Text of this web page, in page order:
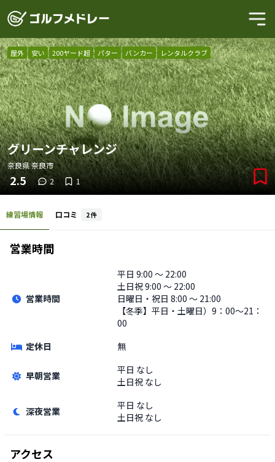
屋外 安い 200ヤード超 パター バンカー レンタルクラブ
グリーンチャレンジ
奈良県奈良市
2.5 2 1
練習場情報 口コミ 2件
営業時間
営業時間
平日 9:00 〜 22:00
土日祝9:00 〜 22:00
日曜日・祝日 8:00 〜 21:00
【冬季】平日・土曜日）9：00～21：
00
定休日
無
早朝営業 平日 なし
土日祝 なし
深夜営業 平日 なし
土日祝 なし
アクセス